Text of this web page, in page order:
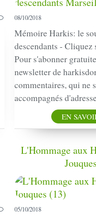
08/10/2018
Mémoire Harkis: le
descendants -
Pour s'abonner
newsletter de
commentaires, qui ne
accompagnés
EN
L'Hommage aux
05/10/2018